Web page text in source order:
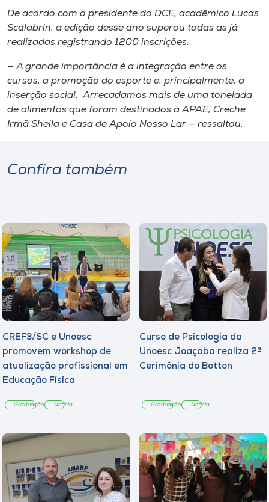
De acordo com o presidente do DCE, acadêmico Lucas
Scalabrin, a edição desse ano superou todas as já
realizadas registrando 1200 inscrições.
— A grande importância é a integração entre os
cursos, a promoção do esporte e, principalmente, a
inserção social. Arrecadamos mais de uma tonelada
de alimentos que foram destinados à APAE, Creche
Irmã Sheila e Casa de Apoio Nosso Lar — ressaltou.
Confira também
CREF3/SC e Unoesc
promovem workshop de
atualização profissional em
Educação Física
Graduação Notícia
Curso de Psicologia da
Unoesc Joaçaba realiza 2ª
Cerimônia do Botton
Graduação Notícia